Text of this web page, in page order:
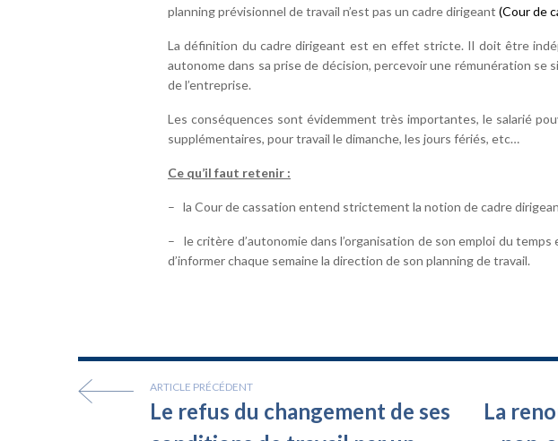
planning prévisionnel de travail n’est pas un cadre dirigeant (Cour de
La définition du cadre dirigeant est en effet stricte. Il doit être
autonome dans sa prise de décision, percevoir une rémunération
de l’entreprise.
Les conséquences sont évidemment très importantes, le salarié
supplémentaires, pour travail le dimanche, les jours fériés, etc…
Ce qu’il faut retenir :
– la Cour de cassation entend strictement la notion de cadre
– le critère d’autonomie dans l’organisation de son emploi du
d’informer chaque semaine la direction de son planning de travail.
ARTICLE PRÉCÉDENT
Le refus du changement de ses
La